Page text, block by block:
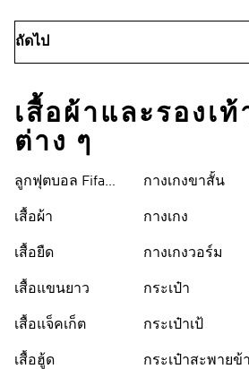
ถัดไป
เสื้อผ้าและรองเท้
ต่าง ๆ
ลูกฟุตบอล Fifa
เสื้อผ้า
เสื้อยืด
เสื้อแขนยาว
เสื้อแจ็คเก็ต
เสื้อฮู้ด
กางเกงขาสั้น
กางเกง
กางเกงวอร์ม
กระเป๋า
กระเป๋าเป้
กระเป๋าสะพายข้